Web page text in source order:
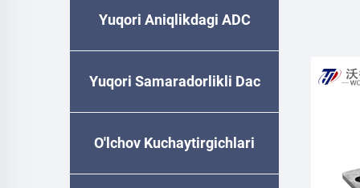
Yuqori Aniqlikdagi ADC
Yuqori Samaradorlikli Dac
O'lchov Kuchaytirgichlari